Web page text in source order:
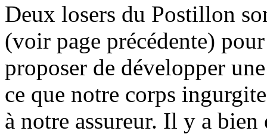
Deux losers du Postillon
(voir page précédente)
proposer de développer
ce que notre corps
à notre assureur. Il y a